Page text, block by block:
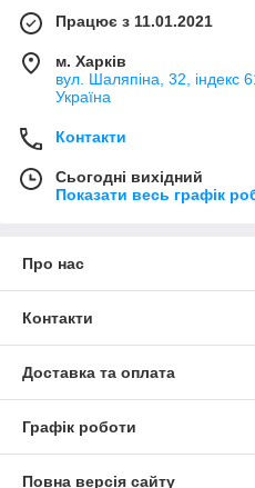
Працює з 11.01.2021
м. Харків
вул. Шаляпіна, 32, індекс
Україна
Контакти
Сьогодні вихідний
Показати весь графік
Про нас
Контакти
Доставка та оплата
Графік роботи
Повна версія сайту